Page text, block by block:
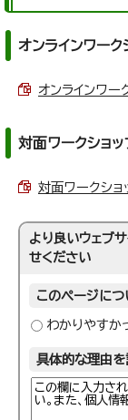
オンラインワー
オンラインワ
対面ワークショ
対面ワークシ
より良いウェブ
せください
このページに
わかりやすか
具体的な理由を